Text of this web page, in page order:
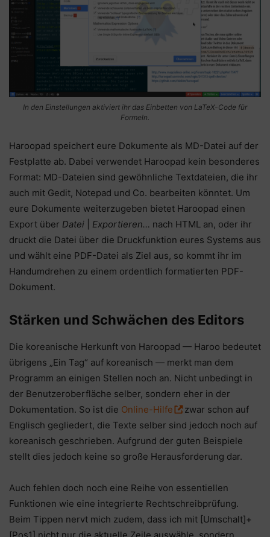
In den Einstellungen aktiviert ihr das Einbetten von LaTeX-Code für
Formeln.
Haroopad speichert eure Dokumente als MD-Datei auf der
Festplatte ab. Dabei verwendet Haroopad kein besonderes
Format: MD-Dateien sind gewöhnliche Textdateien, die ihr
auch mit Gedit, Notepad und Co. bearbeiten könntet. Um
eure Dokumente weiterzugeben bietet Haroopad einen
Export über Datei Exportieren… nach HTML an, oder ihr
druckt die Datei über die Druckfunktion eures Systems aus
und wählt eine PDF-Datei als Ziel aus, so kommt ihr im
Handumdrehen zu einem ordentlich formatierten PDF-
Dokument.
Stärken und Schwächen des Editors
Die koreanische Herkunft von Haroopad — Haroo bedeutet
übrigens „Ein Tag“ auf koreanisch — merkt man dem
Programm an einigen Stellen noch an. Nicht unbedingt in
der Benutzeroberfläche selber, sondern eher in der
Dokumentation. So ist die Online-Hilfe
zwar schon auf
Englisch gegliedert, die Texte selber sind jedoch noch auf
koreanisch geschrieben. Aufgrund der guten Beispiele
stellt dies jedoch keine so große Herausforderung dar.
Auch fehlen doch noch eine Reihe von essentiellen
Funktionen wie eine integrierte Rechtschreibprüfung.
Beim Tippen nervt mich zudem, dass ich mit [Umschalt]+